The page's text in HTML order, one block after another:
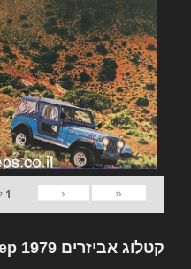
«
‹
1
קטלוג אביזרים 1979 Jeep